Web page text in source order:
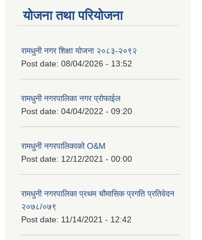
योजना तथा परियोजना
रामधुनी नगर शिक्षा योजना २०८३-२०९२
Post date: 08/04/2026 - 13:52
रामधुनी नगरपालिका नगर प्रोफाईल
Post date: 04/04/2022 - 09:20
रामधुनी नगरपालिकाको O&M
Post date: 12/12/2021 - 00:00
रामधुनी नगरपालिका प्रथम चौमासिक प्रगति प्रतिवेदन
२०७८/०७९
Post date: 11/14/2021 - 12:42